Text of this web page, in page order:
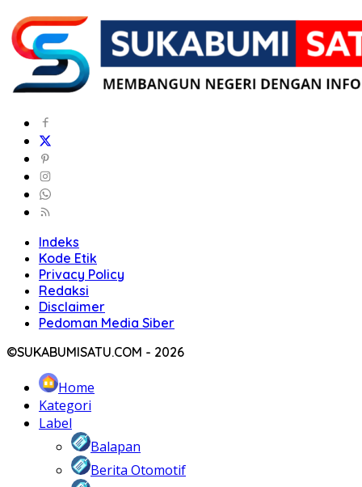
Indeks
Kode Etik
Privacy Policy
Redaksi
Disclaimer
Pedoman Media Siber
©SUKABUMISATU.COM - 2026
Home
Kategori
Label
Balapan
Berita Otomotif